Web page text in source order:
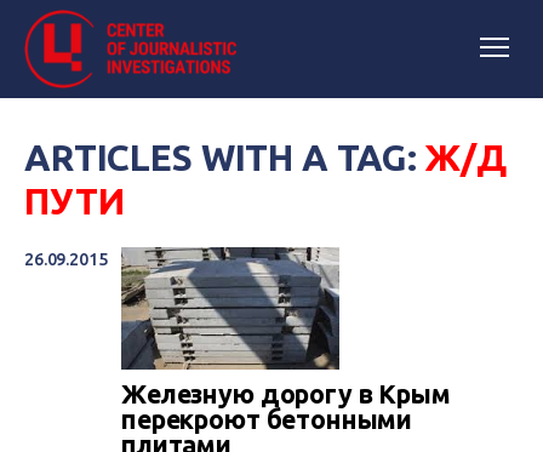
ARTICLES WITH A TAG: Ж/Д
ПУТИ
26.09.2015
Железную дорогу в Крым
перекроют бетонными
плитами